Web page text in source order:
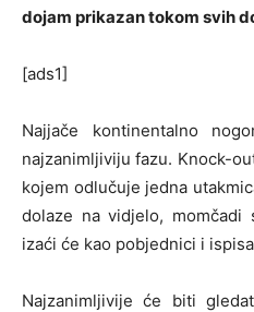
dojam prikazan tokom svih
[ads1]
Najjače kontinentalno
najzanimljiviju fazu. Knock-
kojem odlučuje jedna
dolaze na vidjelo, momčadi
izaći će kao pobjednici i
Najzanimljivije će biti